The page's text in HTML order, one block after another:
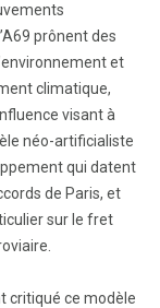
prônent des
et
climatique,
visant à
néo-artificialiste
qui datent
de Paris, et
sur le fret
critiqué ce modèle